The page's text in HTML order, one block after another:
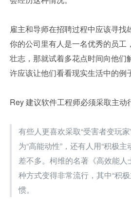
雇主和导师在招聘过程中应该寻找
你的公司里有人是一名优秀的员工
壮志，那就试着多花点时间向他们
许应该让他们看看现实生活中的例
Rey 建议软件工程师必须采取主动
有些人更喜欢采取“受害者变玩
为“高能动性”，还有人用“积极
差不多。柯维的名著《高效能
种方式变得非常流行，其中“积
惯。